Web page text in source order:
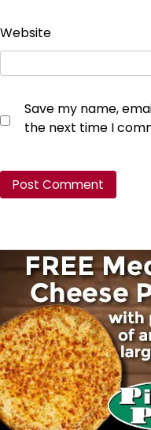
Website
Save my name,
the next time I